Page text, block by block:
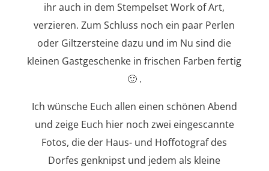
ihr auch in dem Stempelset Work of Art,
verzieren. Zum Schluss noch ein paar Perlen
oder Giltzersteine dazu und im Nu sind die
kleinen Gastgeschenke in frischen Farben fertig
🙂 .
Ich wünsche Euch allen einen schönen Abend
und zeige Euch hier noch zwei eingescannte
Fotos, die der Haus- und Hoffotograf des
Dorfes genknipst und jedem als kleine